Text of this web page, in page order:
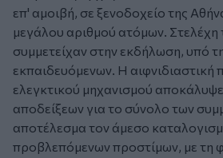
επ' αμοιβή, σε ξενοδοχείο της
μεγάλου αριθμού ατόμων.
συμμετείχαν στην εκδήλωση, υπό
εκπαιδευόμενων. Η αιφνιδιαστική
ελεγκτικού μηχανισμού
αποδείξεων για το σύνολο των
αποτέλεσμα τον άμεσο
προβλεπόμενων προστίμων, με τη